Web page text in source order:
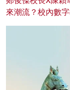
來潮流？校內數